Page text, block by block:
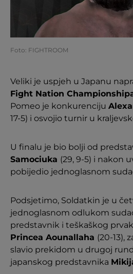
Foto: FIGHTROOM
Veliki je uspjeh u Japanu
Fight Nation
Pomeo je konkurenciju
17-5) i osvojio turnir u
U finalu je bio bolji od
Samociuka (29, 9-5) i nakon
pobijedio jednoglasnom
Podsjetimo, Soldatkin je u
jednoglasnom odlukom
predstavnik i teškaškog
Princea Aounallaha (20-13),
slavio prekidom u drugoj
japanskog predstavnika